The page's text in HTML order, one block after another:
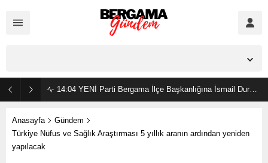
14:04 YENİ Parti Bergama İlçe Başkanlığına İsmail Durmaz görevlendirildi
Anasayfa
Gündem
Türkiye Nüfus ve Sağlık Araştırması 5 yıllık aranın ardından yeniden
yapılacak